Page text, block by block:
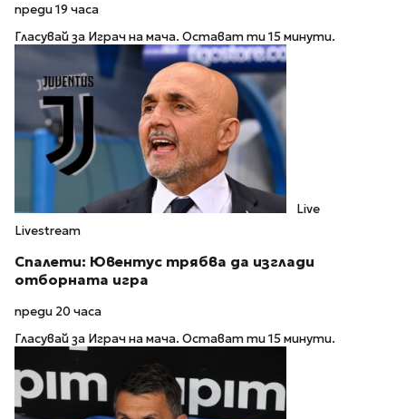
преди 19 часа
Гласувай за Играч на мача. Остават ти 15 минути.
Live
Livestream
Спалети: Ювентус трябва да изглади
отборната игра
преди 20 часа
Гласувай за Играч на мача. Остават ти 15 минути.